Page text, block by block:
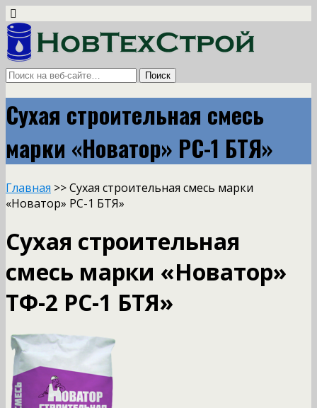
Сухая строительная смесь
марки «Новатор» РС-1 БТЯ»
Главная >> Сухая строительная смесь марки
«Новатор» РС-1 БТЯ»
Сухая строительная
смесь марки «Новатор»
ТФ-2 РС-1 БТЯ»